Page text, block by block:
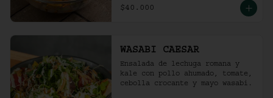
$40.000
WASABI CAESAR
Ensalada de lechuga romana y
kale con pollo ahumado, tomate,
cebolla crocante y mayo wasabi.